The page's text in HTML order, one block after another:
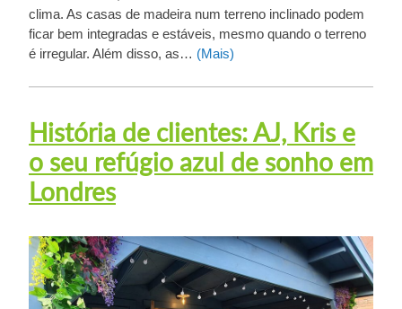
clima. As casas de madeira num terreno inclinado podem
ficar bem integradas e estáveis, mesmo quando o terreno
é irregular. Além disso, as… (Mais)
História de clientes: AJ, Kris e
o seu refúgio azul de sonho em
Londres